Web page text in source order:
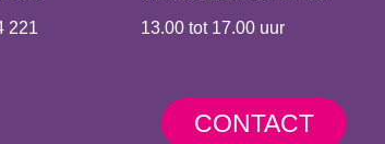
221
13.00 tot 17.00 uur
CONTACT